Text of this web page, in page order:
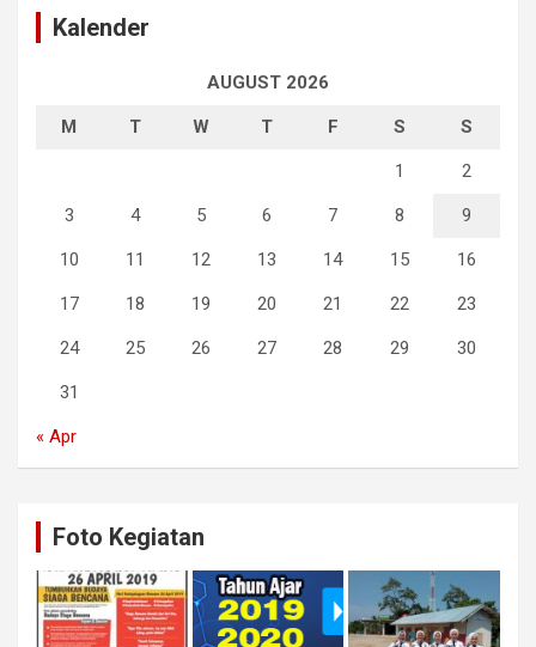
Kalender
AUGUST 2026
M T W T F S S
1 2
3 4 5 6 7 8 9
10 11 12 13 14 15 16
17 18 19 20 21 22 23
24 25 26 27 28 29 30
31
« Apr
Foto Kegiatan